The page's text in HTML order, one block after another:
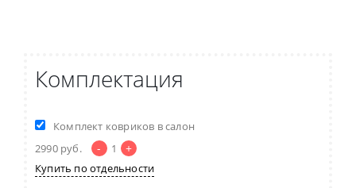
Комплектация
Комплект ковриков в салон
2990 руб. - 1 +
Купить по отдельности